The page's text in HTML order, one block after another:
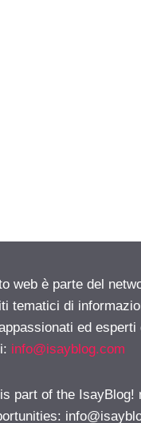
web è parte del
tematici di
ed
info@isayblog.com
part of the